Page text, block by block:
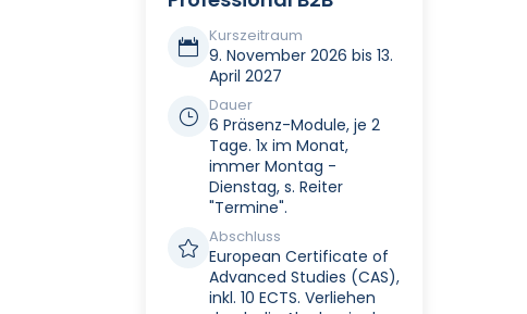

Kurszeitraum
9. November 2026 bis 13.
April 2027
}
Dauer
6 Präsenz-Module, je 2
Tage. 1x im Monat,
immer Montag -
Dienstag, s. Reiter
"Termine".

Abschluss
European Certificate of
Advanced Studies (CAS),
inkl. 10 ECTS. Verliehen